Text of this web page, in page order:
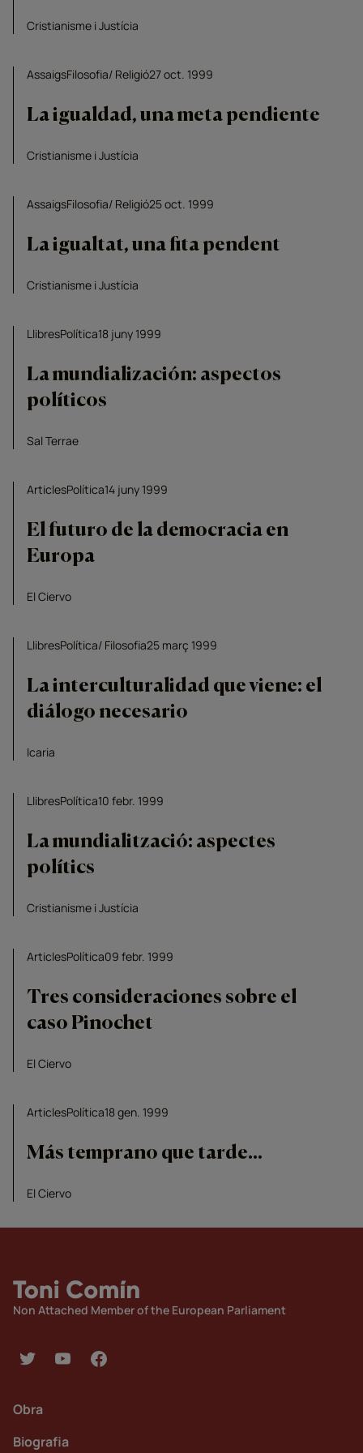
Cristianisme i Justícia
AssaigsFilosofia Religió27 oct. 1999
La igualdad, una meta pendiente
Cristianisme i Justícia
AssaigsFilosofia Religió25 oct. 1999
La igualtat, una fita pendent
Cristianisme i Justícia
LlibresPolítica18 juny 1999
La mundialización: aspectos
políticos
Sal Terrae
ArticlesPolítica14 juny 1999
El futuro de la democracia en
Europa
El Ciervo
LlibresPolítica Filosofia25 març 1999
La interculturalidad que viene: el
diálogo necesario
Icaria
LlibresPolítica10 febr. 1999
La mundialització: aspectes
polítics
Cristianisme i Justícia
ArticlesPolítica09 febr. 1999
Tres consideraciones sobre el
caso Pinochet
El Ciervo
ArticlesPolítica18 gen. 1999
Más temprano que tarde...
El Ciervo
Non Attached Member of the European Parliament
Obra
Biografia